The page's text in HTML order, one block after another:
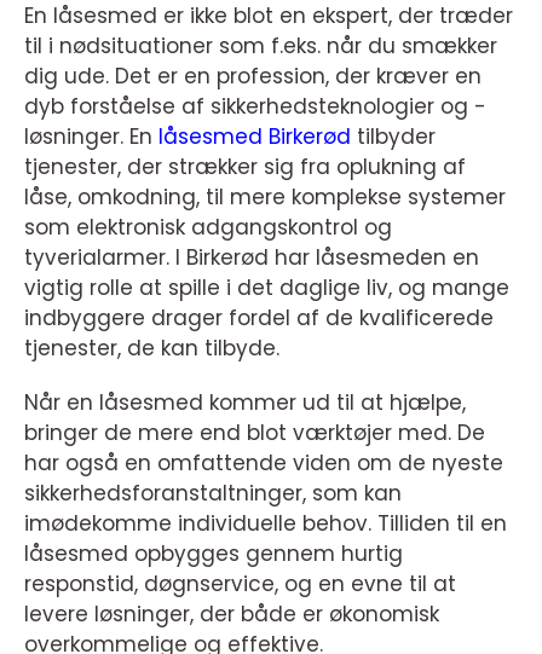
En låsesmed er ikke blot en ekspert, der træder
til i nødsituationer som f.eks. når du smækker
dig ude. Det er en profession, der kræver en
dyb forståelse af sikkerhedsteknologier og -
løsninger. En låsesmed Birkerød tilbyder
tjenester, der strækker sig fra oplukning af
låse, omkodning, til mere komplekse systemer
som elektronisk adgangskontrol og
tyverialarmer. I Birkerød har låsesmeden en
vigtig rolle at spille i det daglige liv, og mange
indbyggere drager fordel af de kvalificerede
tjenester, de kan tilbyde.
Når en låsesmed kommer ud til at hjælpe,
bringer de mere end blot værktøjer med. De
har også en omfattende viden om de nyeste
sikkerhedsforanstaltninger, som kan
imødekomme individuelle behov. Tilliden til en
låsesmed opbygges gennem hurtig
responstid, døgnservice, og en evne til at
levere løsninger, der både er økonomisk
overkommelige og effektive.